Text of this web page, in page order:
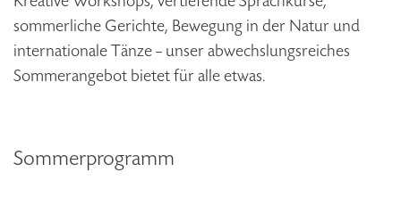
sommerliche Gerichte, Bewegung in der Natur und
internationale Tänze – unser abwechslungsreiches
Sommerangebot bietet für alle etwas.
Sommerprogramm